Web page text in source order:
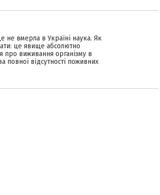
не вмерла в Україні наука. Як
це явище абсолютно
про виживання організму в
повної відсутності поживних